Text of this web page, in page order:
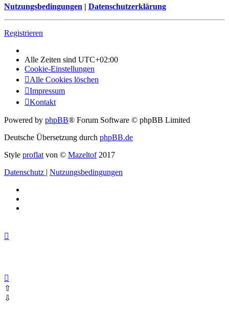
Nutzungsbedingungen | Datenschutzerklärung
Registrieren
Alle Zeiten sind UTC+02:00
Cookie-Einstellungen
Alle Cookies löschen
Impressum
Kontakt
Powered by phpBB® Forum Software © phpBB Limited
Deutsche Übersetzung durch phpBB.de
Style proflat von © Mazeltof2017
Datenschutz | Nutzungsbedingungen
⇧
⇩